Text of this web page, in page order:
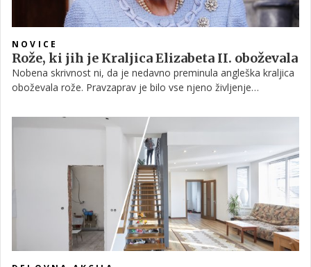
NOVICE
Rože, ki jih je Kraljica Elizabeta II. oboževala
Nobena skrivnost ni, da je nedavno preminula angleška kraljica
oboževala rože. Pravzaprav je bilo vse njeno življenje
estetske vrednosti, ampak tudi zaradi posebnega simboličnega
pomena. V nadaljevanju vam predstavljamo te, ki so najbolj
zaznamovale kraljičino življenje.